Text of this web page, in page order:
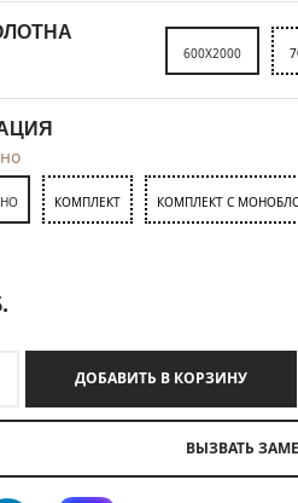
600X2000
КОМПЛЕКТ КОМПЛЕКТ С
ДОБАВИТЬ В КОРЗИНУ